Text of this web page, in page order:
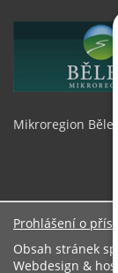
Mikroregion Běleč
Prohlášení o
Obsah stránek
Webdesign &